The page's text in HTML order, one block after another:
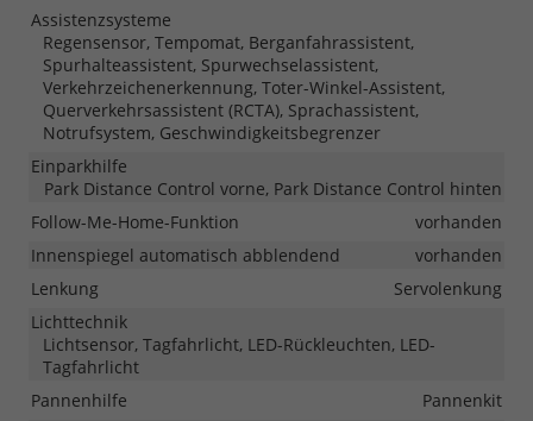
Assistenzsysteme
Regensensor, Tempomat, Berganfahrassistent,
Spurhalteassistent, Spurwechselassistent,
Verkehrzeichenerkennung, Toter-Winkel-Assistent,
Querverkehrsassistent (RCTA), Sprachassistent,
Notrufsystem, Geschwindigkeitsbegrenzer
Einparkhilfe
Park Distance Control vorne, Park Distance Control hinten
Follow-Me-Home-Funktion
vorhanden
Innenspiegel automatisch abblendend
vorhanden
Lenkung
Servolenkung
Lichttechnik
Lichtsensor, Tagfahrlicht, LED-Rückleuchten, LED-
Tagfahrlicht
Pannenhilfe
Pannenkit